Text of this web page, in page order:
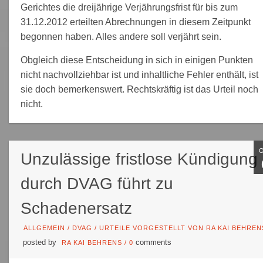
Gerichtes die dreijährige Verjährungsfrist für bis zum
31.12.2012 erteilten Abrechnungen in diesem Zeitpunkt
begonnen haben. Alles andere soll verjährt sein.
Obgleich diese Entscheidung in sich in einigen Punkten
nicht nachvollziehbar ist und inhaltliche Fehler enthält, ist
sie doch bemerkenswert. Rechtskräftig ist das Urteil noch
nicht.
Unzulässige fristlose Kündigung
durch DVAG führt zu
Schadenersatz
ALLGEMEIN / DVAG / URTEILE VORGESTELLT VON RA KAI
posted by RA KAI BEHRENS / 0 comments